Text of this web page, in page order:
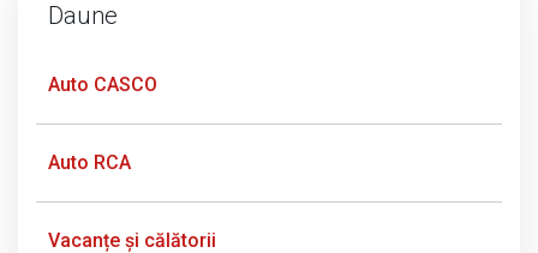
Daune
Auto CASCO
Auto RCA
Vacanțe și călătorii